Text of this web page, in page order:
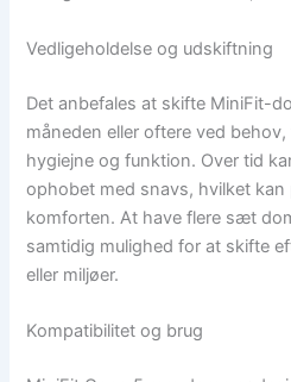
Vedligeholdelse og udskiftning
Det anbefales at skifte MiniFit-
måneden eller oftere ved
hygiejne og funktion. Over tid
ophobet med snavs, hvilket kan
komforten. At have flere sæt
samtidig mulighed for at skifte
eller miljøer.
Kompatibilitet og brug